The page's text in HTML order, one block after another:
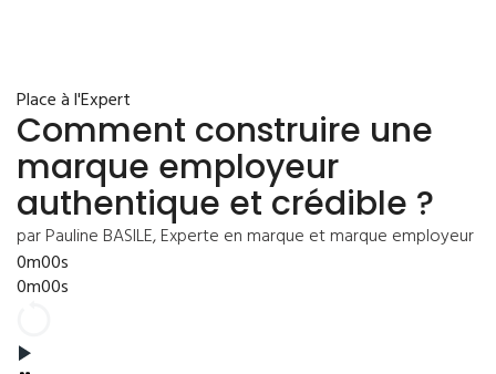
Place à l'Expert
Comment construire une
marque employeur
authentique et crédible ?
par Pauline BASILE, Experte en marque et marque employeur
0m00s
0m00s